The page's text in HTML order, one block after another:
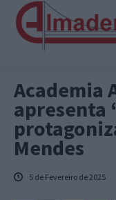
Academia
apresenta
Mendes
5 de Fevereiro de 2025